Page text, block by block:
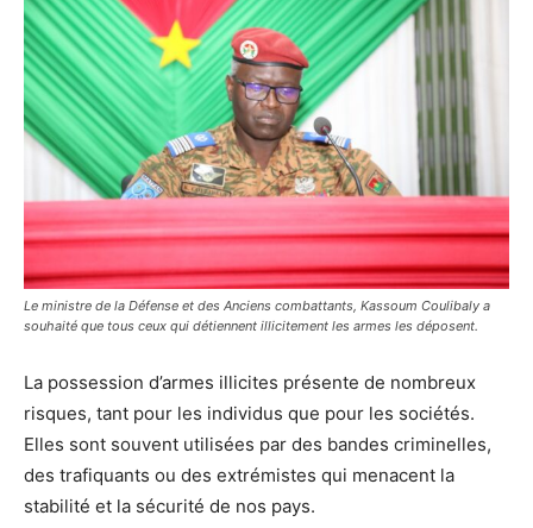
Le ministre de la Défense et des Anciens combattants, Kassoum Coulibaly a
souhaité que tous ceux qui détiennent illicitement les armes les déposent.
La possession d’armes illicites présente de nombreux
risques, tant pour les individus que pour les sociétés.
Elles sont souvent utilisées par des bandes criminelles,
des trafiquants ou des extrémistes qui menacent la
stabilité et la sécurité de nos pays.